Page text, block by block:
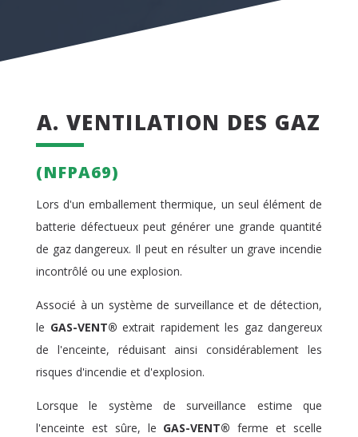
A. VENTILATION DES GAZ
(NFPA69)
Lors d'un emballement thermique, un seul élément de
batterie défectueux peut générer une grande quantité
de gaz dangereux. Il peut en résulter un grave incendie
incontrôlé ou une explosion.
Associé à un système de surveillance et de détection,
le GAS-VENT® extrait rapidement les gaz dangereux
de l'enceinte, réduisant ainsi considérablement les
risques d'incendie et d'explosion.
Lorsque le système de surveillance estime que
l'enceinte est sûre, le GAS-VENT® ferme et scelle